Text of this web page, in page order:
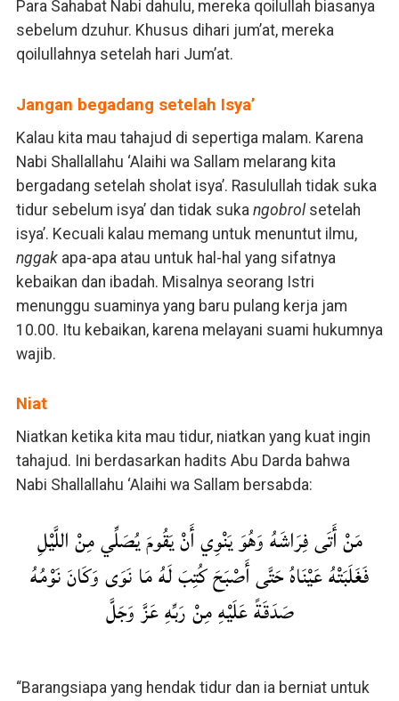
Para Sahabat Nabi dahulu, mereka qoilullah biasanya
sebelum dzuhur. Khusus dihari jum’at, mereka
qoilullahnya setelah hari Jum’at.
Jangan begadang setelah Isya’
Kalau kita mau tahajud di sepertiga malam. Karena
Nabi Shallallahu ‘Alaihi wa Sallam melarang kita
bergadang setelah sholat isya’. Rasulullah tidak suka
tidur sebelum isya’ dan tidak suka ngobrolsetelah
isya’. Kecuali kalau memang untuk menuntut ilmu,
nggakapa-apa atau untuk hal-hal yang sifatnya
kebaikan dan ibadah. Misalnya seorang Istri
menunggu suaminya yang baru pulang kerja jam
10.00. Itu kebaikan, karena melayani suami hukumnya
wajib.
Niat
Niatkan ketika kita mau tidur, niatkan yang kuat ingin
tahajud. Ini berdasarkan hadits Abu Darda bahwa
Nabi Shallallahu ‘Alaihi wa Sallam bersabda:
مَنْ أَتَى فِرَاشَهُ وَهُوَ يَنْوِي أَنْ يَقُومَ يُصَلِّي مِنْ اللَّيْلِ
فَغَلَبَتْهُ عَيْنَاهُ حَتَّى أَصْبَحَ كُتِبَ لَهُ مَا نَوَى وَكَانَ نَوْمُهُ
صَدَقَةً عَلَيْهِ مِنْ رَبِّهِ عَزَّ وَجَلَّ
“Barangsiapa yang hendak tidur dan ia berniat untuk